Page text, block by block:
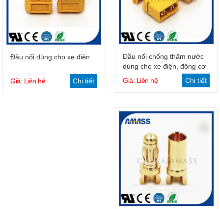
Giỏ hàng
Đầu nối dùng cho xe điện
Giá: Liên hệ Chi tiết
Giỏ hàng
Đầu nối chống thấm nước
dùng cho xe điện, động cơ
Giá: Liên hệ
Chi tiết